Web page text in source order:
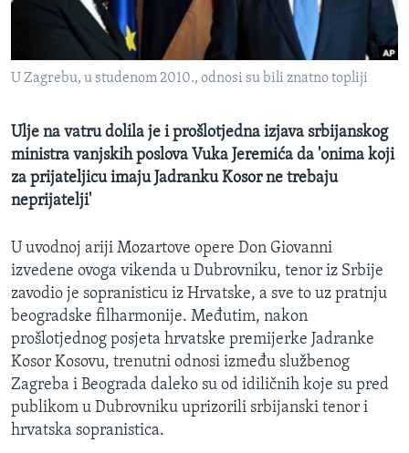
MAGAZIN
O GLASU AMERIKE
PRATITE NAS
U Zagrebu, u studenom 2010., odnosi su bili znatno topliji
Ulje na vatru dolila je i prošlotjedna izjava srbijanskog
ministra vanjskih poslova Vuka Jeremića da 'onima koji
za prijateljicu imaju Jadranku Kosor ne trebaju
neprijatelji'
U uvodnoj ariji Mozartove opere Don Giovanni
izvedene ovoga vikenda u Dubrovniku, tenor iz Srbije
zavodio je sopranisticu iz Hrvatske, a sve to uz pratnju
beogradske filharmonije. Međutim, nakon
prošlotjednog posjeta hrvatske premijerke Jadranke
Kosor Kosovu, trenutni odnosi između službenog
Zagreba i Beograda daleko su od idiličnih koje su pred
publikom u Dubrovniku uprizorili srbijanski tenor i
hrvatska sopranistica.